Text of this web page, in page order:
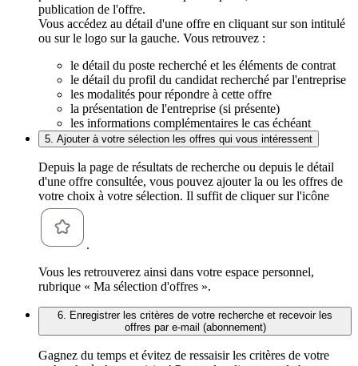
publication de l'offre.
Vous accédez au détail d'une offre en cliquant sur son intitulé
ou sur le logo sur la gauche. Vous retrouvez :
le détail du poste recherché et les éléments de contrat
le détail du profil du candidat recherché par l'entreprise
les modalités pour répondre à cette offre
la présentation de l'entreprise (si présente)
les informations complémentaires le cas échéant
5. Ajouter à votre sélection les offres qui vous intéressent
Depuis la page de résultats de recherche ou depuis le détail
d'une offre consultée, vous pouvez ajouter la ou les offres de
votre choix à votre sélection. Il suffit de cliquer sur l'icône
.
Vous les retrouverez ainsi dans votre espace personnel,
rubrique « Ma sélection d'offres ».
6. Enregistrer les critères de votre recherche et recevoir les
offres par e-mail (abonnement)
Gagnez du temps et évitez de ressaisir les critères de votre